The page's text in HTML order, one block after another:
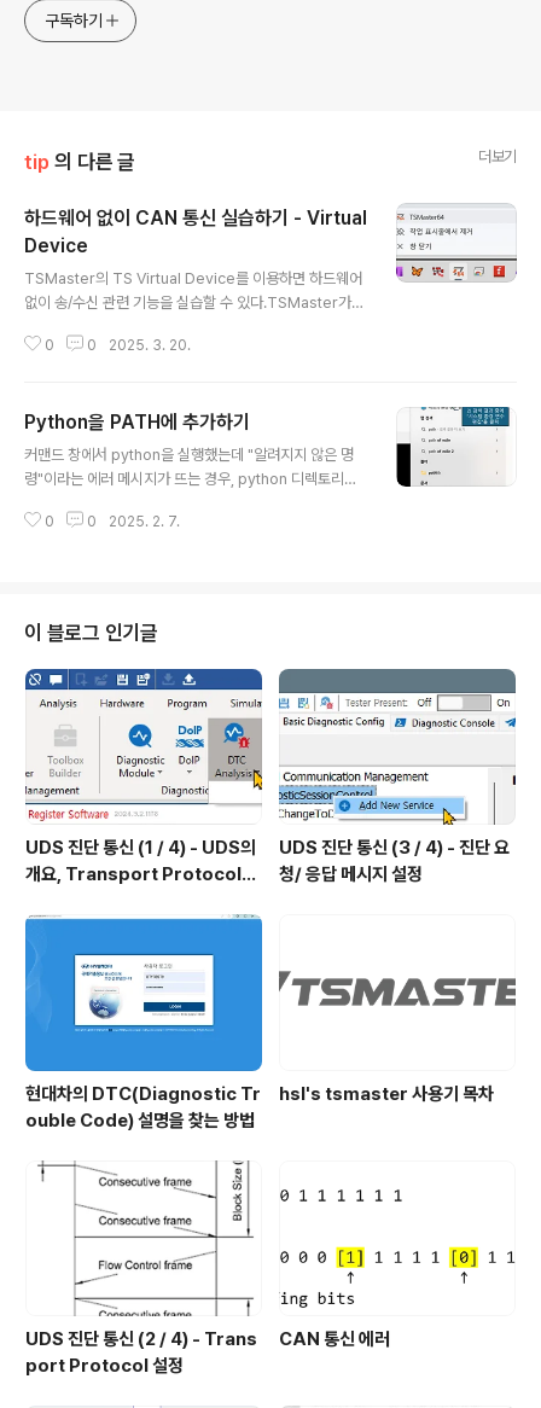
구독하기
tip 의 다른 글 더보기
하드웨어 없이 CAN 통신 실습하기 - Virtual
Device
TSMaster의 TS Virtual Device를 이용하면 하드웨어
없이 송/수신 관련 기능을 실습할 수 있다.TSMaster가
ster를 두 개 실행한다. TSMaster를 실행한 상태에서 윈
SMaster를 실행할 수 있다. 두 TSMaster의 채널 설정
을 동일하게 Virtual Device로 하고 동일한 채널 설정을
하면, 두 TSMaster 사이에 CAN 통신이 가능하다. 같은
aster에서 CAN 메시지를 전송하면 다른 TSMaster에
0 0 2025. 3. 20.
Python을 PATH에 추가하기
커맨드 창에서 python을 실행했는데 "알려지지 않은 명
령"이라는 에러 메시지가 뜨는 경우, python 디렉토리가
다.윈도 검색창에 "path"를 입력한다. 검색 결과 중 "시스
을 더블클릭하여 환경 변수 편집창을 연다.현재 사용자의
환경 변수만 수정할 경우 사용자 변수를, 전체 사용자들의
환경 변수를 수정할 경우 시스템 변수를 선택한다. 환경 변
수 편집 창에서 "새로 만들기" 버튼을 클릭한다. 새로 추가
된 줄에 Python이 설치된 경로를 입력한다. 기존에 사용
하던 P..
0 0 2025. 2. 7.
이 블로그 인기글
UDS 진단 통신 (1 / 4) - UDS의
개요, Transport Protocol의
UDS 진단 통신 (3 / 4) - 진단 요
청/ 응답 메시지 설정
현대차의 DTC(Diagnostic Tr
ouble Code) 설명을 찾는 방법
hsl's tsmaster 사용기 목차
UDS 진단 통신 (2 / 4) - Trans
port Protocol 설정
CAN 통신 에러